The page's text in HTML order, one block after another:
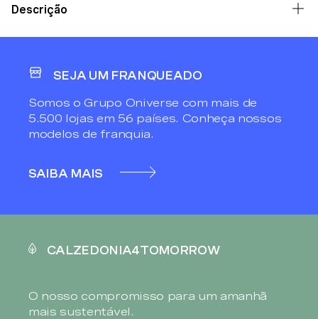
Descrição
SEJA UM FRANQUEADO
Somos o Grupo Oniverse com mais de
5.500 lojas em 56 países. Conheça nossos
modelos de franquia.
SAIBA MAIS
CALZEDONIA4TOMORROW
O nosso compromisso para um amanhã
mais sustentável.